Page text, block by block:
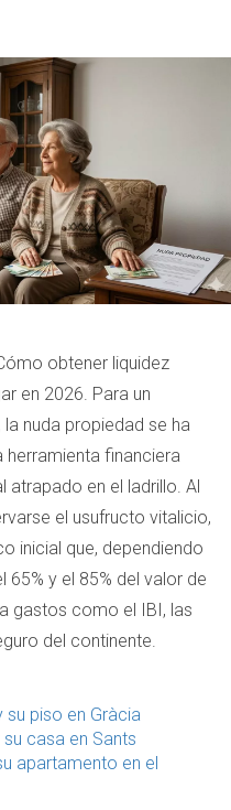
obtener liquidez
en 2026. Para un
nuda propiedad se ha
financiera
atrapado en el ladrillo. Al
el usufructo vitalicio,
inicial que, dependiendo
65% y el 85% del valor de
gastos como el IBI, las
del continente.
su piso en Gràcia
casa en Sants
apartamento en el